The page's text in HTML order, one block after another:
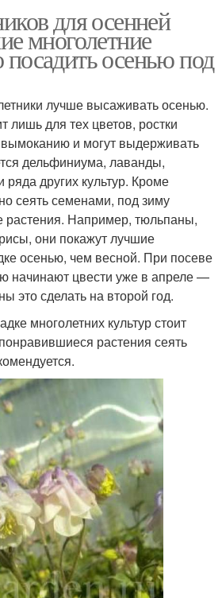
для осенней
многолетние
осенью под
лучше высаживать осенью.
лишь для тех цветов, ростки
и могут выдерживать
дельфиниума, лаванды,
других культур. Кроме
сеять семенами, под зиму
растения. Например, тюльпаны,
они покажут лучшие
осенью, чем весной. При посеве
начинают цвести уже в апреле —
это сделать на второй год.
многолетних культур стоит
растения сеять